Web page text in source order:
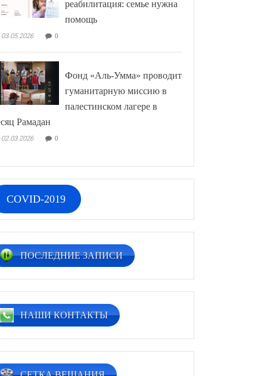
реабилитация: семье нужна
помощь
03.05.2026 0
Фонд «Аль-Умма» проводит
гуманитарную миссию в
палестинском лагере в
Рамадан
02.03.2026 0
COVID-2019
ПОСЛЕДНИЕ ЗАПИСИ
НАШИ КОНТАКТЫ